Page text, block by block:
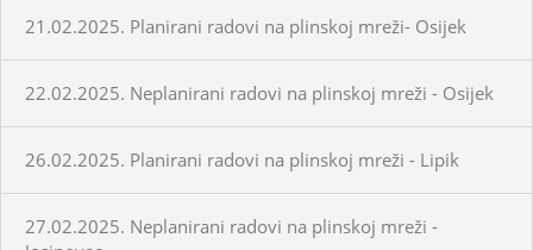
21.02.2025. Planirani radovi na plinskoj mreži- Osijek
22.02.2025. Neplanirani radovi na plinskoj mreži - Osijek
26.02.2025. Planirani radovi na plinskoj mreži - Lipik
27.02.2025. Neplanirani radovi na plinskoj mreži -